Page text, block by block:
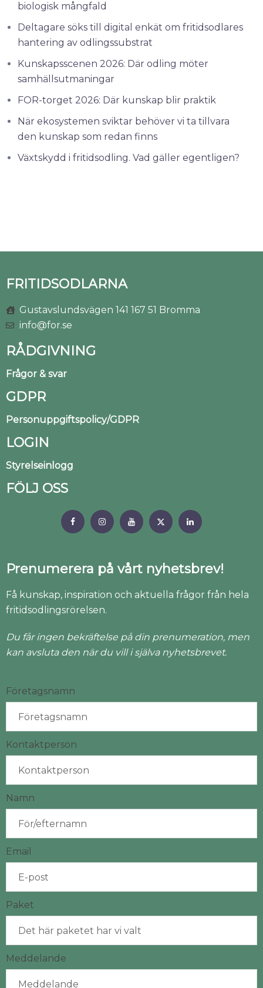
biologisk mångfald
Deltagare söks till digital enkät om fritidsodlares
hantering av odlingssubstrat
Kunskapsscenen 2026: Där odling möter
samhällsutmaningar
FOR-torget 2026: Där kunskap blir praktik
När ekosystemen sviktar behöver vi ta tillvara
den kunskap som redan finns
Växtskydd i fritidsodling. Vad gäller egentligen?
FRITIDSODLARNA
Gustavslundsvägen 141 167 51 Bromma
info@for.se
RÅDGIVNING
Frågor & svar
GDPR
Personuppgiftspolicy/GDPR
LOGIN
Styrelseinlogg
FÖLJ OSS
Prenumerera på vårt nyhetsbrev!
Få kunskap, inspiration och aktuella frågor från hela
fritidsodlingsrörelsen.
Du får ingen bekräftelse på din prenumeration, men
kan avsluta den när du vill i själva nyhetsbrevet.
Företagsnamn
Kontaktperson
Namn
Email
Paket
Meddelande